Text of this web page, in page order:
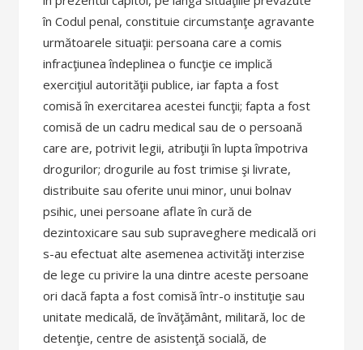
în Codul penal, constituie circumstanţe agravante
următoarele situaţii: persoana care a comis
infracţiunea îndeplinea o funcţie ce implică
exerciţiul autorităţii publice, iar fapta a fost
comisă în exercitarea acestei funcţii; fapta a fost
comisă de un cadru medical sau de o persoană
care are, potrivit legii, atribuţii în lupta împotriva
drogurilor; drogurile au fost trimise şi livrate,
distribuite sau oferite unui minor, unui bolnav
psihic, unei persoane aflate în cură de
dezintoxicare sau sub supraveghere medicală ori
s-au efectuat alte asemenea activităţi interzise
de lege cu privire la una dintre aceste persoane
ori dacă fapta a fost comisă într-o instituţie sau
unitate medicală, de învăţământ, militară, loc de
detenţie, centre de asistenţă socială, de